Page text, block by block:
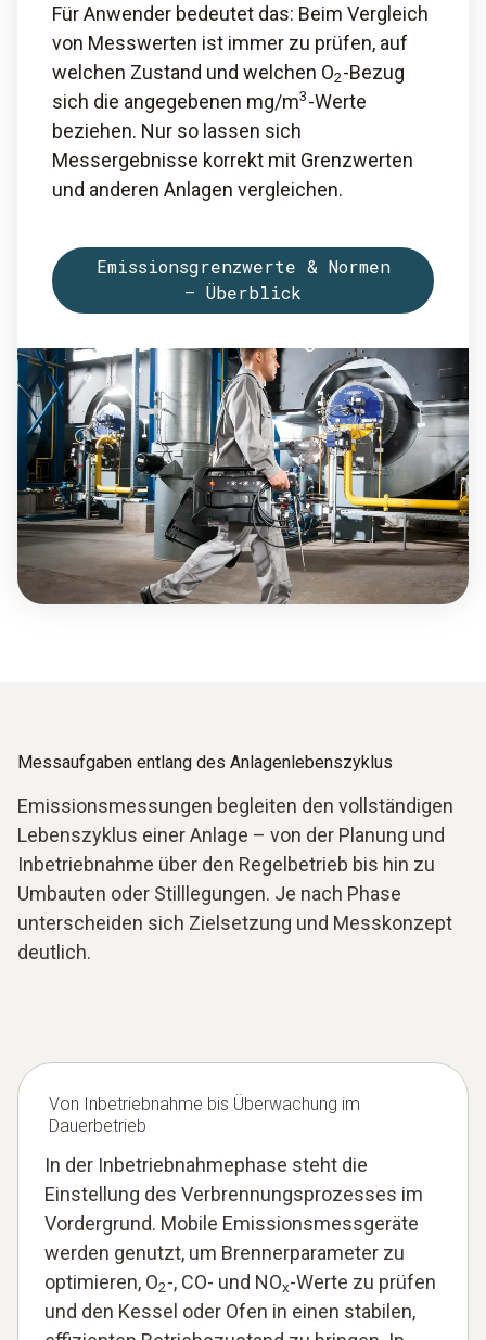
Für Anwender bedeutet das: Beim Vergleich
von Messwerten ist immer zu prüfen, auf
welchen Zustand und welchen O2-Bezug
sich die angegebenen mg/m3-Werte
beziehen. Nur so lassen sich
Messergebnisse korrekt mit Grenzwerten
und anderen Anlagen vergleichen.
Emissionsgrenzwerte & Normen
– Überblick
Messaufgaben entlang des Anlagen­lebenszyklus
Emissionsmessungen begleiten den vollständigen
Lebenszyklus einer Anlage – von der Planung und
Inbetriebnahme über den Regelbetrieb bis hin zu
Umbauten oder Stilllegungen. Je nach Phase
unterscheiden sich Zielsetzung und Messkonzept
deutlich.
Von Inbetriebnahme bis Überwachung im
Dauerbetrieb
In der Inbetriebnahmephase steht die
Einstellung des Verbrennungsprozesses im
Vordergrund. Mobile Emissionsmessgeräte
werden genutzt, um Brennerparameter zu
optimieren, O2-, CO- und NOx-Werte zu prüfen
und den Kessel oder Ofen in einen stabilen,